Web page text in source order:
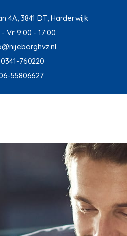
4A, 3841 DT, Harderwijk
- Vr 9:00 - 17:00
0341-760220
55806627